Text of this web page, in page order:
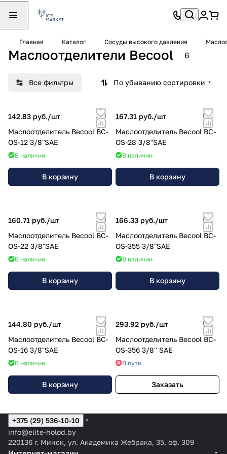
Главная Каталог Сосуды высокого давления
Маслоотделители Becool 6
Все фильтры По убыванию сортировки
142.83 руб./шт
Маслоотделитель Becool BC-
OS-12 3/8"SAE
В наличии
В корзину
167.31 руб./шт
Маслоотделитель Becool BC-
OS-28 3/8"SAE
В наличии
В корзину
160.71 руб./шт
Маслоотделитель Becool BC-
OS-22 3/8"SAE
В наличии
В корзину
166.33 руб./шт
Маслоотделитель Becool BC-
OS-355 3/8"SAE
В наличии
В корзину
144.80 руб./шт
Маслоотделитель Becool BC-
OS-16 3/8"SAE
В наличии
В корзину
293.92 руб./шт
Маслоотделитель Becool BC-
OS-356 3/8'' SAE
В пути
Заказать
+375 (29) 536-10-10
info@elite-holod.by
220136 г. Минск, ул. Академика Жебрака, 35, оф. 309